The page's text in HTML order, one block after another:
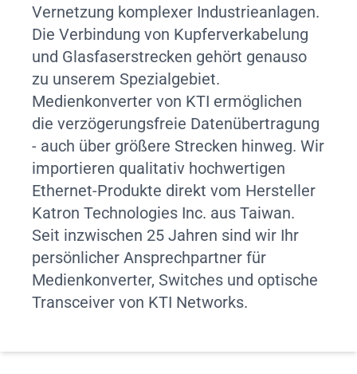
Vernetzung komplexer Industrieanlagen.
Die Verbindung von Kupferverkabelung
und Glasfaserstrecken gehört genauso
zu unserem Spezialgebiet.
Medienkonverter von KTI ermöglichen
die verzögerungsfreie Datenübertragung
- auch über größere Strecken hinweg. Wir
importieren qualitativ hochwertigen
Ethernet-Produkte direkt vom Hersteller
Katron Technologies Inc. aus Taiwan.
Seit inzwischen 25 Jahren sind wir Ihr
persönlicher Ansprechpartner für
Medienkonverter, Switches und optische
Transceiver von KTI Networks.